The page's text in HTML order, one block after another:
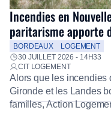
Incendies en
paritarisme apporte
salariés
BORDEAUX
LOGEMENT
30 JUILLET 2026 - 14H33
CIT LOGEMENT
Alors que les incendies
Gironde et les Landes
familles, Action